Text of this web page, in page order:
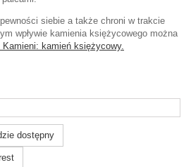
siebie a także chroni w trakcie
wpływie kamienia księżycowego można
Kamieni: kamień księżycowy.
dostępny